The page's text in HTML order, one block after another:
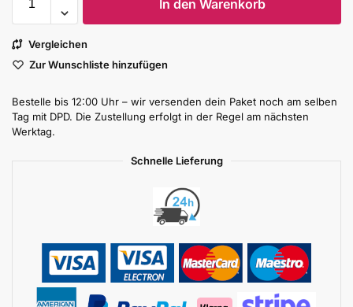
In den Warenkorb
Vergleichen
Zur Wunschliste hinzufügen
Bestelle bis 12:00 Uhr – wir versenden dein Paket noch am selben
Tag mit DPD. Die Zustellung erfolgt in der Regel am nächsten
Werktag.
Schnelle Lieferung